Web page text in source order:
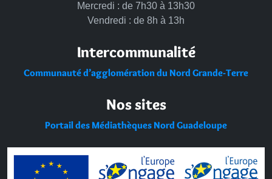
Mercredi : de 7h30 à 13h30
Vendredi : de 8h à 13h
Intercommunalité
Communauté d’agglomération du Nord Grande-Terre
Nos sites
Portail des Médiathèques Nord Guadeloupe